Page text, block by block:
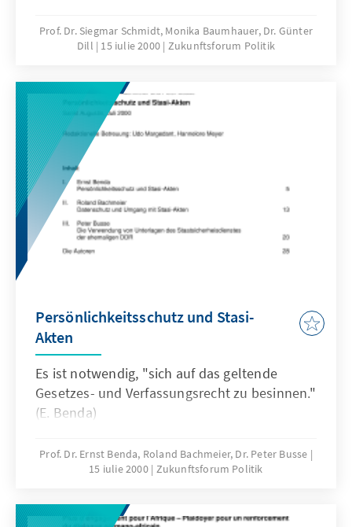
Prof. Dr. Siegmar Schmidt, Monika Baumhauer, Dr. Günter
Dill
15 iulie 2000 Zukunftsforum Politik
Persönlichkeitsschutz und Stasi-
Akten
Es ist notwendig, "sich auf das geltende
Gesetzes- und Verfassungsrecht zu besinnen."
(E. Benda)
Prof. Dr. Ernst Benda, Roland Bachmeier, Dr. Peter Busse
15 iulie 2000 Zukunftsforum Politik